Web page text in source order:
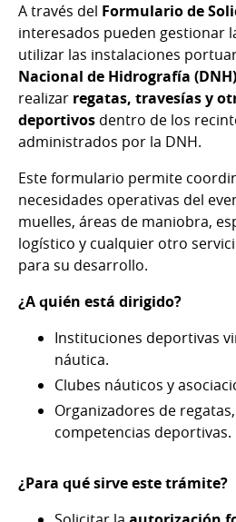
A través del Formulario de
interesados pueden gestionar
utilizar las instalaciones
Nacional de Hidrografía (DNH)
realizar regatas, travesías y
deportivos dentro de los
administrados por la DNH.
Este formulario permite
necesidades operativas del
muelles, áreas de maniobra,
logístico y cualquier otro
para su desarrollo.
¿A quién está dirigido?
Instituciones deportivas
náutica.
Clubes náuticos y
Organizadores de
competencias deportivas.
¿Para qué sirve este trámite?